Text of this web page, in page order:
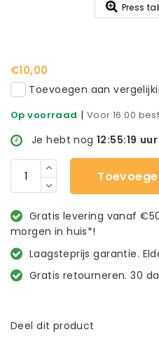
Press
€10,00
Toevoegen aan
Op voorraad | Voor 16:00
Je hebt nog 12:55:19 uur
Gratis levering vanaf
morgen in huis*!
Laagsteprijs garantie.
Gratis retourneren. 30
Deel dit product